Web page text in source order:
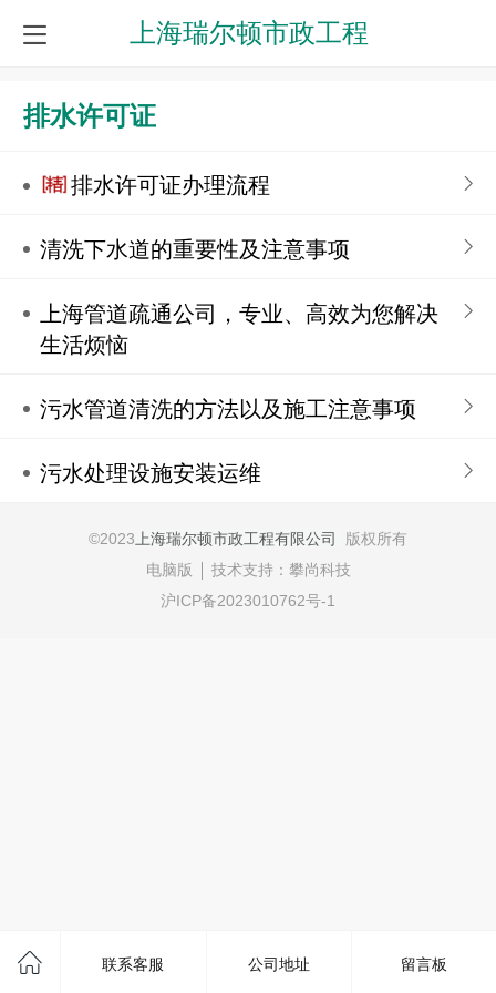
上海瑞尔顿市政工程
排水许可证
排水许可证办理流程
清洗下水道的重要性及注意事项
上海管道疏通公司，专业、高效为您解决
生活烦恼
污水管道清洗的方法以及施工注意事项
污水处理设施安装运维
©2023 上海瑞尔顿市政工程有限公司
版权所有
电脑版
技术支持： 攀尚科技
沪ICP备2023010762号-1
联系客服 公司地址 留言板